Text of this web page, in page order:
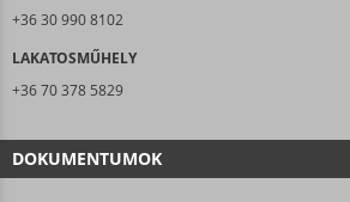
+36 30 990 8102
LAKATOSMŰHELY
+36 70 378 5829
DOKUMENTUMOK